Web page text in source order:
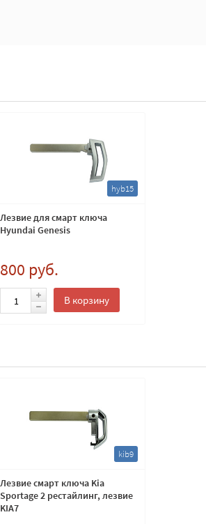
hyb15
Лезвие для смарт ключа
Hyundai Genesis
800 руб.
В корзину
kib9
Лезвие смарт ключа Kia
Sportage 2 рестайлинг, лезвие
KIA7